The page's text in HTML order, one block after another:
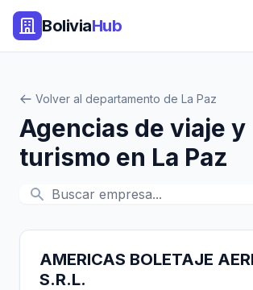
BoliviaHub
Volver al departamento de La Paz
Agencias de viaje y
turismo en La Paz
AMERICAS BOLETAJE
S.R.L.